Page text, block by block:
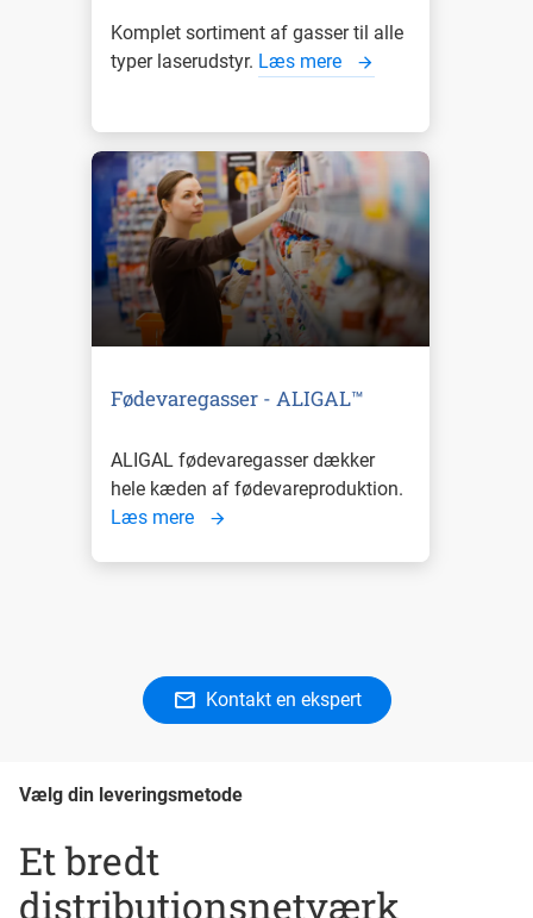
Komplet sortiment af gasser til alle
typer laserudstyr. Læs mere
Fødevaregasser - ALIGAL™
ALIGAL fødevaregasser dækker
hele kæden af fødevareproduktion.
Læs mere
Kontakt en ekspert
Vælg din leveringsmetode
Et bredt
distributionsnetværk